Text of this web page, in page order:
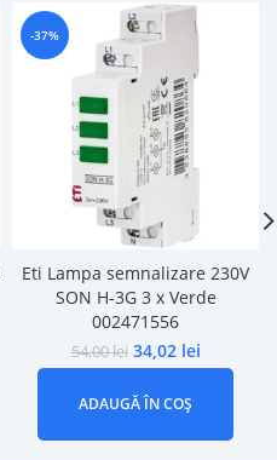
-37%
Eti Lampa semnalizare 230V
SON H-3G 3 x Verde
002471556
54,00lei 34,02 lei
ADAUGĂ ÎN COȘ